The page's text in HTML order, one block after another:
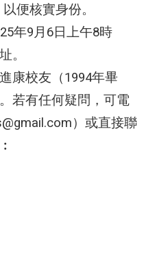
以便核實身份。
年9月6日上午8時
。
康校友（1994年畢
若有任何疑問，可電
）或直接聯